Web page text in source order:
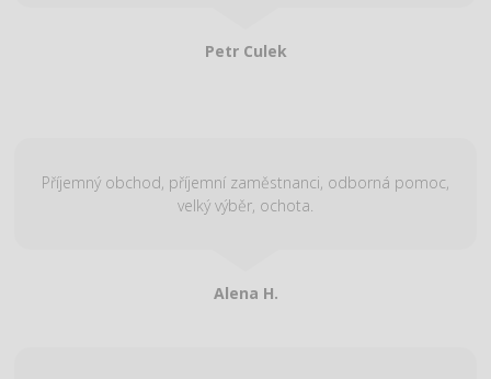
Petr Culek
Příjemný obchod, příjemní zaměstnanci, odborná pomoc,
velký výběr, ochota.
Alena H.